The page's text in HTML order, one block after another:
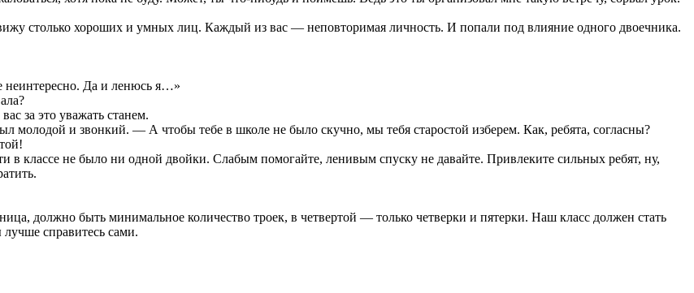
столько хороших и умных лиц. Каждый из вас — неповторимая личность. И попали под влияние одного двоечника.
Да и ленюсь я…»
за это уважать станем.
молодой и звонкий. — А чтобы тебе в школе не было скучно, мы тебя старостой изберем. Как, ребята, согласны?
в классе не было ни одной двойки. Слабым помогайте, ленивым спуску не давайте. Привлеките сильных ребят, ну,
должно быть минимальное количество троек, в четвертой — только четверки и пятерки. Наш класс должен стать
справитесь сами.